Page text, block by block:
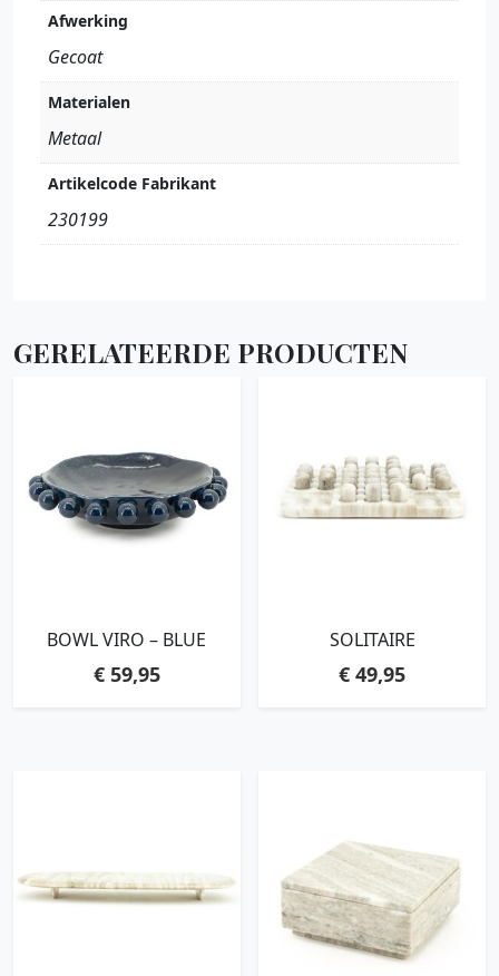
Afwerking
Gecoat
Materialen
Metaal
Artikelcode Fabrikant
230199
GERELATEERDE PRODUCTEN
BOWL VIRO – BLUE
€59,95
SOLITAIRE
€ 49,95